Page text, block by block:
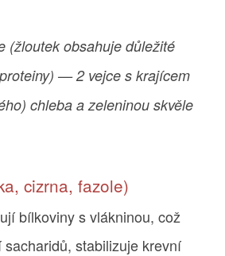
(žloutek obsahuje důležité
— 2 vejce s krajícem
chleba a zeleninou skvěle
cizrna, fazole)
bílkoviny s vlákninou, což
stabilizuje krevní